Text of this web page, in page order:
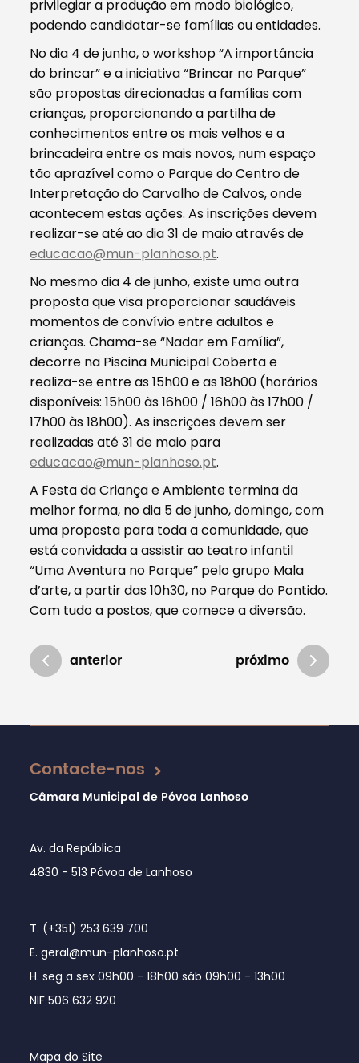
privilegiar a produção em modo biológico,
podendo candidatar-se famílias ou entidades.
No dia 4 de junho, o workshop “A importância
do brincar” e a iniciativa “Brincar no Parque”
são propostas direcionadas a famílias com
crianças, proporcionando a partilha de
conhecimentos entre os mais velhos e a
brincadeira entre os mais novos, num espaço
tão aprazível como o Parque do Centro de
Interpretação do Carvalho de Calvos, onde
acontecem estas ações. As inscrições devem
realizar-se até ao dia 31 de maio através de
educacao@mun-planhoso.pt.
No mesmo dia 4 de junho, existe uma outra
proposta que visa proporcionar saudáveis
momentos de convívio entre adultos e
crianças. Chama-se “Nadar em Família”,
decorre na Piscina Municipal Coberta e
realiza-se entre as 15h00 e as 18h00 (horários
disponíveis: 15h00 às 16h00 / 16h00 às 17h00 /
17h00 às 18h00). As inscrições devem ser
realizadas até 31 de maio para
educacao@mun-planhoso.pt.
A Festa da Criança e Ambiente termina da
melhor forma, no dia 5 de junho, domingo, com
uma proposta para toda a comunidade, que
está convidada a assistir ao teatro infantil
“Uma Aventura no Parque” pelo grupo Mala
d’arte, a partir das 10h30, no Parque do Pontido.
Com tudo a postos, que comece a diversão.
anterior próximo
Atualizado em 30/05/2022
Contacte-nos
Câmara Municipal de Póvoa Lanhoso
Av. da República
4830 - 513 Póvoa de Lanhoso
T. (+351) 253 639 700
E. geral@mun-planhoso.pt
H. seg a sex 09h00 - 18h00 sáb 09h00 - 13h00
NIF 506 632 920
Mapa do Site